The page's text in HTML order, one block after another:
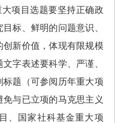
项目选题要坚持正确政
标、鲜明的问题意识、
新价值，体现有限规模
字表述要科学、严谨、
题（可参阅历年重大项
与已立项的马克思主义
、国家社科基金重大项